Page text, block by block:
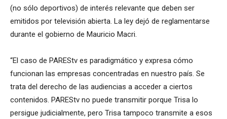
(no sólo deportivos) de interés relevante que deben ser
emitidos por televisión abierta. La ley dejó de reglamentarse
durante el gobierno de Mauricio Macri.
“El caso de PAREStv es paradigmático y expresa cómo
funcionan las empresas concentradas en nuestro país. Se
trata del derecho de las audiencias a acceder a ciertos
contenidos. PAREStv no puede transmitir porque Trisa lo
persigue judicialmente, pero Trisa tampoco transmite a esos